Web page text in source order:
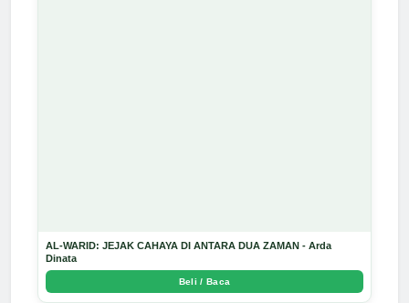
AL-WARID: JEJAK CAHAYA DI ANTARA DUA ZAMAN - Arda
Dinata
Beli / Baca